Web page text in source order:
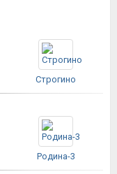
Строгино
Родина-3